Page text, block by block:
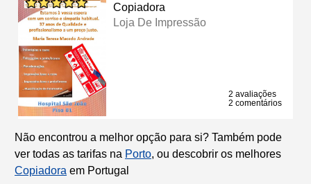
Copiadora
Loja De Impressão
2 avaliações
2 comentários
Não encontrou a melhor opção para si? Também pode
ver todas as tarifas na Porto, ou descobrir os melhores
Copiadora em Portugal